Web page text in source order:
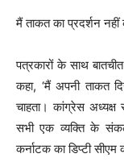
मैं ताकत का प्रदर्शन नहीं
पत्रकारों के साथ
कहा, ‘मैं अपनी ताकत
चाहता। कांग्रेस अध्यक्ष
सभी एक व्यक्ति के
कर्नाटक का डिप्टी